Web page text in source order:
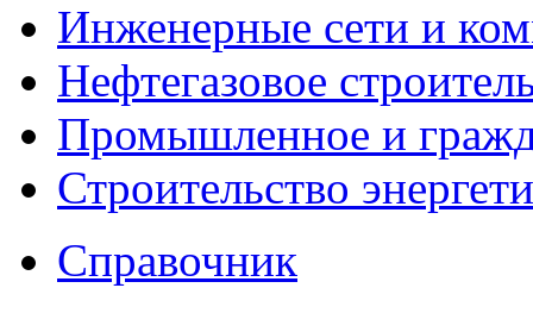
Инженерные сети и
Нефтегазовое
Промышленное и
Строительство
Справочник